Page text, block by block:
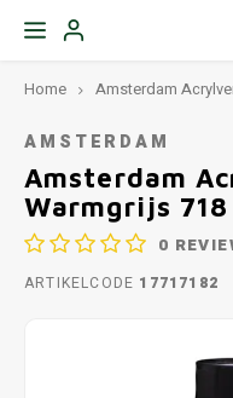
Home Amsterdam
AMSTERDAM
Amsterdam
Warmgrijs 718
0
ARTIKELCODE 17717182